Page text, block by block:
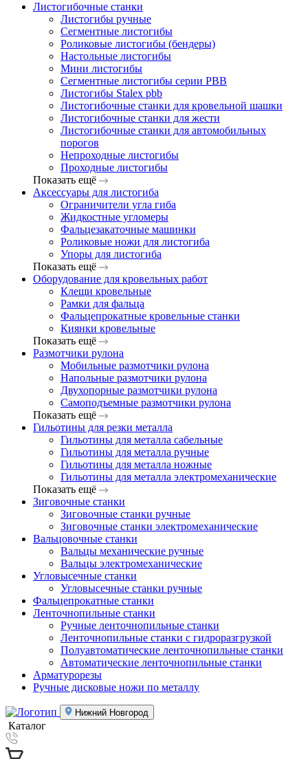
Листогибочные станки
Листогибы ручные
Сегментные листогибы
Роликовые листогибы (бендеры)
Настольные листогибы
Мини листогибы
Сегментные листогибы серии PBB
Листогибы Stalex pbb
Листогибочные станки для кровельной шашки
Листогибочные станки для жести
Листогибочные станки для автомобильных
порогов
Непроходные листогибы
Проходные листогибы
Показать ещё
Аксессуары для листогиба
Ограничители угла гиба
Жидкостные угломеры
Фальцезакаточные машинки
Роликовые ножи для листогиба
Упоры для листогиба
Показать ещё
Оборудование для кровельных работ
Клещи кровельные
Рамки для фальца
Фальцепрокатные кровельные станки
Киянки кровельные
Показать ещё
Размотчики рулона
Мобильные размотчики рулона
Напольные размотчики рулона
Двухопорные размотчики рулона
Самоподъемные размотчики рулона
Показать ещё
Гильотины для резки металла
Гильотины для металла сабельные
Гильотины для металла ручные
Гильотины для металла ножные
Гильотины для металла электромеханические
Показать ещё
Зиговочные станки
Зиговочные станки ручные
Зиговочные станки электромеханические
Вальцовочные станки
Вальцы механические ручные
Вальцы электромеханические
Угловысечные станки
Угловысечные станки ручные
Фальцепрокатные станки
Ленточнопильные станки
Ручные ленточнопильные станки
Ленточнопильные станки с гидроразгрузкой
Полуавтоматические ленточнопильные станки
Автоматические ленточнопильные станки
Арматурорезы
Ручные дисковые ножи по металлу
Нижний Новгород
Каталог